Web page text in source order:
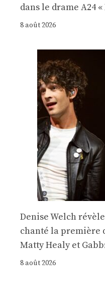
dans le drame A24
8 août 2026
Denise Welch
chanté la première
Matty Healy et
8 août 2026